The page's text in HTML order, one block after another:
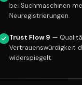
bei Suchmaschinen
Neuregistrierungen.
Trust Flow 9 —
Vertrauenswürdigkeit
widerspiegelt.